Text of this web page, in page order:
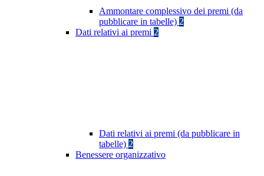
Ammontare complessivo dei premi (da
pubblicare in tabelle) 2
Dati relativi ai premi 2
Dati relativi ai premi (da pubblicare in
tabelle) 2
Benessere organizzativo